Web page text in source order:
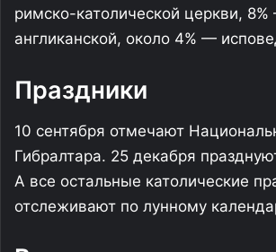
римско-католической церкви,
англиканской, около 4% —
Праздники
10 сентября отмечают
Гибралтара. 25 декабря
А все остальные католические
отслеживают по лунному